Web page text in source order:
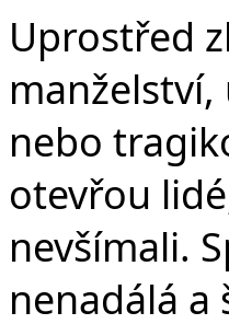
Uprostřed
nebo
otevřou
nevšímali.
nenadálá a